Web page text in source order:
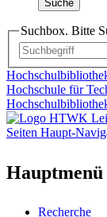
Suche
Suchbox. Bitte
Hochschule für
Seiten Haupt-
Hauptmenü
Recherche